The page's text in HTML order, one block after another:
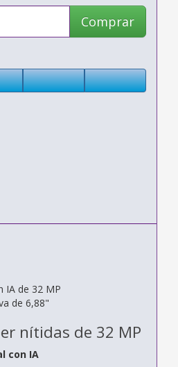
Comprar
IA de 32 MP
de 6,88"
nítidas de 32 MP
con IA